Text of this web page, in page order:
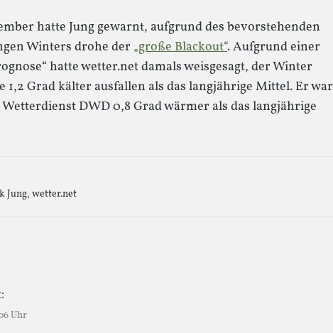
hatte Jung gewarnt, aufgrund des bevorstehenden
Winters drohe der „große Blackout“. Aufgrund einer
hatte wetter.net damals weisgesagt, der Winter
1,2 Grad kälter ausfallen als das langjährige Mittel. Er war
DWD 0,8 Grad wärmer als das langjährige
Jung, wetter.net
Uhr